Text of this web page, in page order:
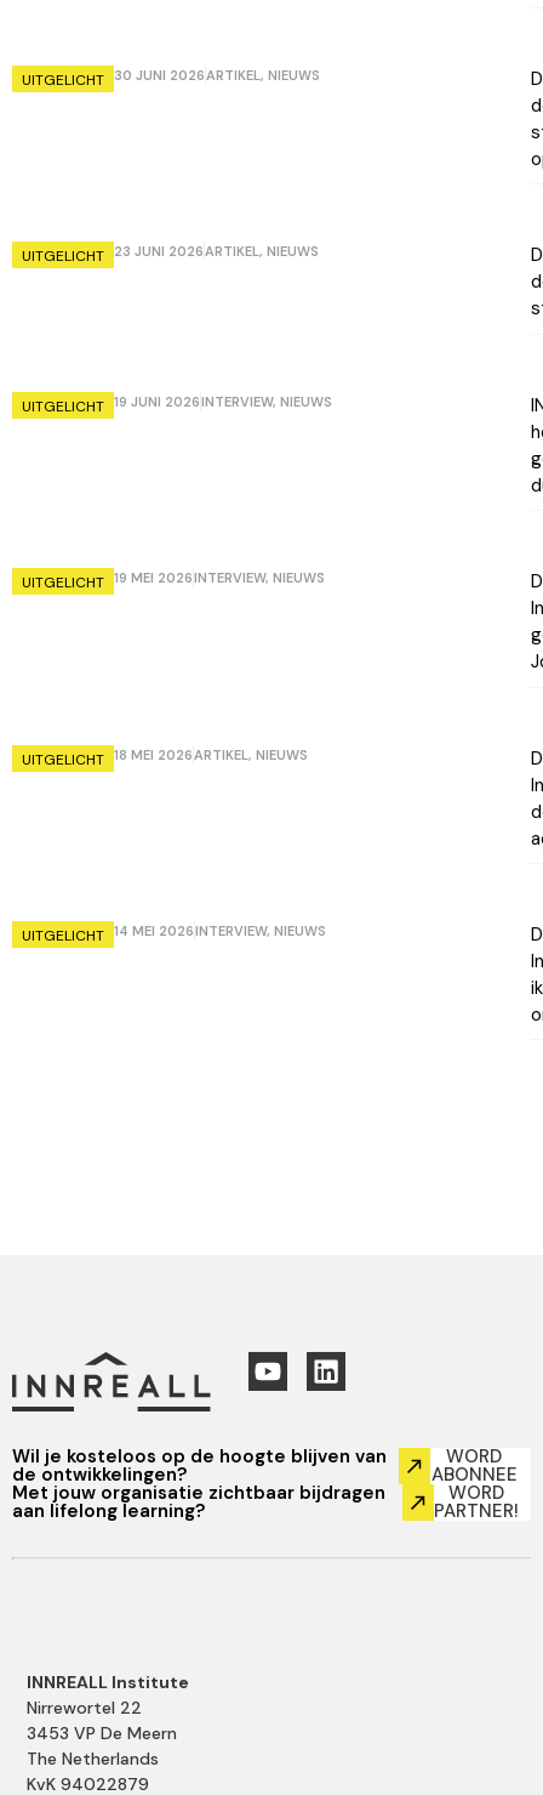
UITGELICHT 30 JUNI 2026ARTIKEL, NIEUWS
UITGELICHT 23 JUNI 2026ARTIKEL, NIEUWS
UITGELICHT 19 JUNI 2026INTERVIEW, NIEUWS
UITGELICHT 19 MEI 2026INTERVIEW, NIEUWS
UITGELICHT 18 MEI 2026 ARTIKEL , NIEUWS
UITGELICHT 14 MEI 2026INTERVIEW, NIEUWS
Wil je kosteloos op de hoogte blijven van
de ontwikkelingen?
WORD
ABONNEE
Met jouw organisatie zichtbaar bijdragen
aan lifelong learning?
WORD
PARTNER!
INNREALL Institute
Nirrewortel 22
3453 VP De Meern
The Netherlands
KvK 94022879